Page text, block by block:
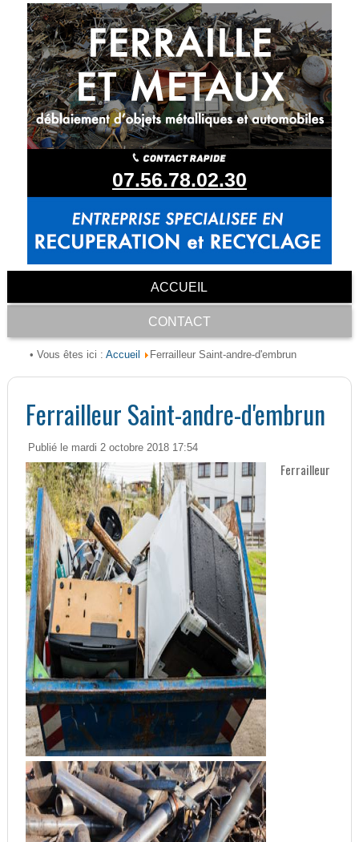
07.56.78.02.30
ACCUEIL
CONTACT
• Vous êtes ici : Accueil Ferrailleur Saint-andre-d'embrun
Ferrailleur Saint-andre-d'embrun
Publié le mardi 2 octobre 2018 17:54
Ferrailleur